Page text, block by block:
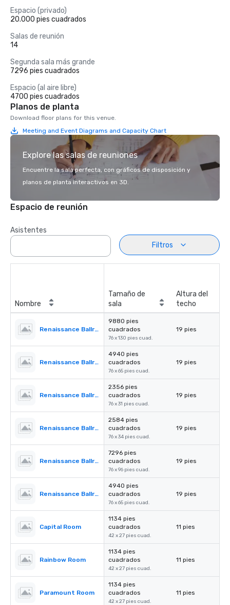
Espacio (privado)
20.000 pies cuadrados
Salas de reunión
14
Segunda sala más grande
7296 pies cuadrados
Espacio (al aire libre)
4700 pies cuadrados
Planos de planta
Download floor plans for this venue.
Meeting and Event Diagrams and Capacity Chart
Explore las salas de reuniones
Encuentre la sala perfecta, con gráficos de disposición y
planos de planta interactivos en 3D.
Espacio de reunión
Asistentes
Filtros
Nombre
Tamaño de
sala
Altura del
techo
Renaissance Ballroom
9880 pies
cuadrados
76 x 130 pies cuad.
19 pies
Renaissance Ballroom - Section l
4940 pies
cuadrados
76 x 65 pies cuad.
19 pies
Renaissance Ballroom - Section ll
2356 pies
cuadrados
76 x 31 pies cuad.
19 pies
Renaissance Ballroom - Section lll
2584 pies
cuadrados
76 x 34 pies cuad.
19 pies
Renaissance Ballroom - Section I & II
7296 pies
cuadrados
76 x 96 pies cuad.
19 pies
Renaissance Ballroom - Section II & III
4940 pies
cuadrados
76 x 65 pies cuad.
19 pies
Capital Room
1134 pies
cuadrados
42 x 27 pies cuad.
11 pies
Rainbow Room
1134 pies
cuadrados
42 x 27 pies cuad.
11 pies
Paramount Room
1134 pies
cuadrados
42 x 27 pies cuad.
11 pies